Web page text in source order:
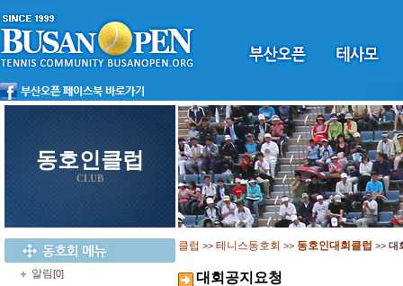
동호인클럽
CLUB
알림[0]
클럽 >> 테니스동호회 >> 동호인대회클럽 >> 대
대회공지요청